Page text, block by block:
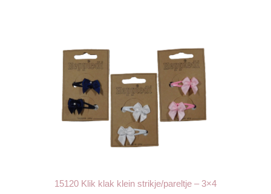
15120 Klik klak klein strikje/pareltje – 3×4